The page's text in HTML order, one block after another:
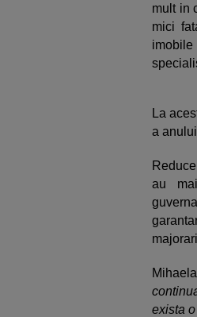
mult in
mici
La
a
au
exista